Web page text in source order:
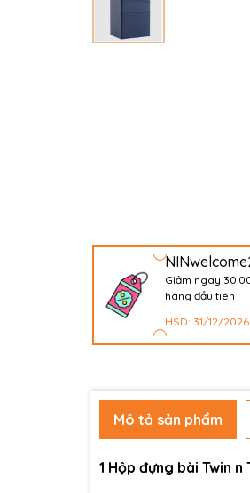
Giảm ngay
hàng đầu tiên
HSD: 31/12/2026
Mô tả sản phẩm
1 Hộp đựng bài Twin